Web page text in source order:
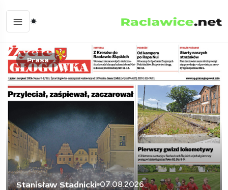
Minimalizm